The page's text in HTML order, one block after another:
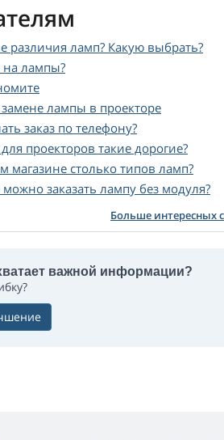
различия ламп? Какую выбрать?
на лампы?
лампы в проекторе
заказ по телефону?
проекторов такие дорогие?
магазине столько типов ламп?
заказать лампу без модуля?
Больше интересных
важной информации?